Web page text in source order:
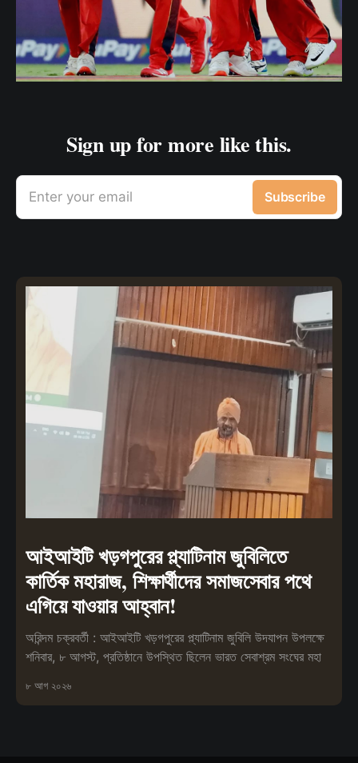
Sign up for more like this.
Enter your email Subscribe
আইআইটি খড়গপুরের প্ল্যাটিনাম জুবিলিতে
কার্তিক মহারাজ, শিক্ষার্থীদের সমাজসেবার পথে
এগিয়ে যাওয়ার আহ্বান!
অরিন্দম চক্রবর্তী : আইআইটি খড়গপুরের প্ল্যাটিনাম জুবিলি উদযাপন উপলক্ষে
শনিবার, ৮ আগস্ট, প্রতিষ্ঠানে উপস্থিত ছিলেন ভারত সেবাশ্রম সংঘের মহা
৮ আগ ২০২৬